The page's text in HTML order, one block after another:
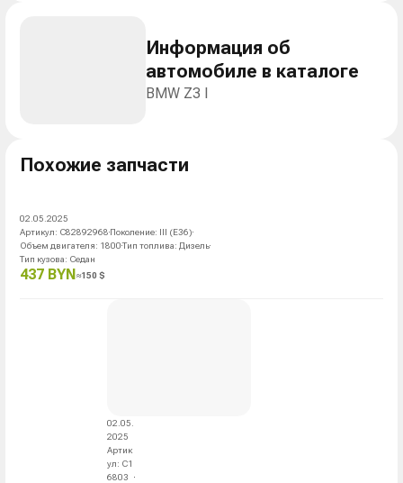
Информация об
автомобиле в каталоге
BMW Z3 I
Похожие запчасти
02.05.2025
Артикул: C82892968 Поколение: III (E36)
Объем двигателя: 1800Тип топлива: Дизель
Тип кузова: Седан
437 BYN≈150 $
02.05.
2025
Артик
ул: C1
6803